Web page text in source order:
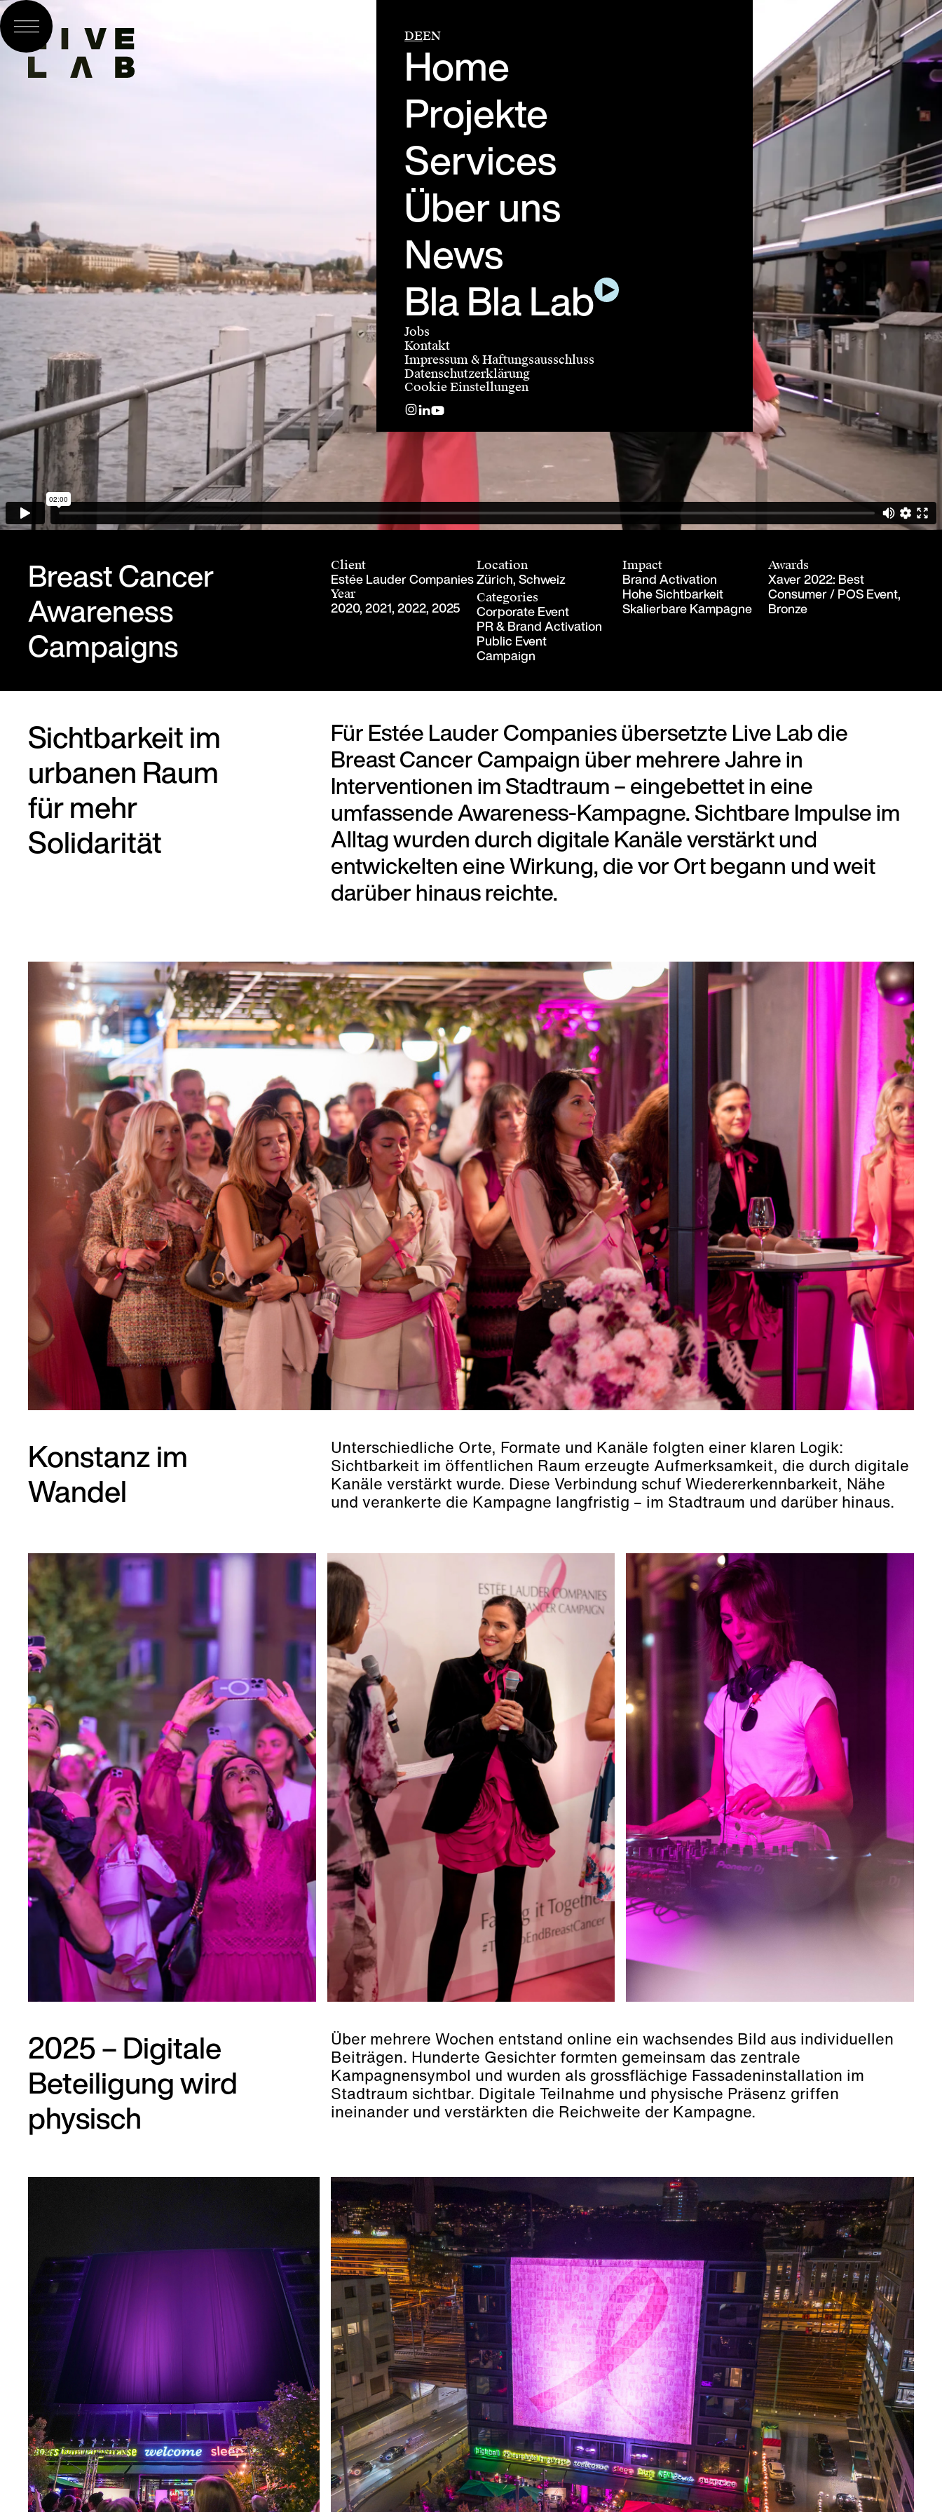
DEEN
Home
Projekte
Services
Über uns
News
Bla Bla Lab
Jobs
Kontakt
Impressum & Haftungsausschluss
Datenschutzerklärung
Cookie Einstellungen
Breast Cancer
Awareness
Campaigns
Client
Estée Lauder Companies
Year
2020, 2021, 2022, 2025
Location
Zürich, Schweiz
Categories
Corporate Event
PR & Brand Activation
Public Event
Campaign
Impact
Brand Activation
Hohe Sichtbarkeit
Skalierbare Kampagne
Awards
Xaver 2022: Best
Consumer / POS Event,
Bronze
Sichtbarkeit im
urbanen Raum
für mehr
Solidarität
Für Estée Lauder Companies übersetzte Live Lab die
Breast Cancer Campaign über mehrere Jahre in
Interventionen im Stadtraum – eingebettet in eine
umfassende Awareness-Kampagne. Sichtbare Impulse im
Alltag wurden durch digitale Kanäle verstärkt und
entwickelten eine Wirkung, die vor Ort begann und weit
darüber hinaus reichte.
Konstanz im
Wandel
Unterschiedliche Orte, Formate und Kanäle folgten einer klaren Logik:
Sichtbarkeit im öffentlichen Raum erzeugte Aufmerksamkeit, die durch digitale
Kanäle verstärkt wurde. Diese Verbindung schuf Wiedererkennbarkeit, Nähe
und verankerte die Kampagne langfristig – im Stadtraum und darüber hinaus.
2025 – Digitale
Beteiligung wird
physisch
Über mehrere Wochen entstand online ein wachsendes Bild aus individuellen
Beiträgen. Hunderte Gesichter formten gemeinsam das zentrale
Kampagnensymbol und wurden als grossflächige Fassadeninstallation im
Stadtraum sichtbar. Digitale Teilnahme und physische Präsenz griffen
ineinander und verstärkten die Reichweite der Kampagne.